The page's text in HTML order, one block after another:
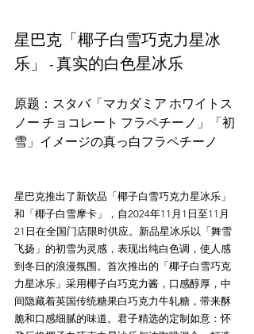
星巴克「椰子白雪巧克力星冰
乐」 - 真实的白色星冰乐
原题：スタバ「マカダミア ホワイトス
ノー チョコレート フラペチーノ」「初
星巴克推出了新饮品「椰子白雪巧克力星冰乐」
和「椰子白雪摩卡」，自2024年11月1日至11月
21日在全国门店限时供应。新品星冰乐以「舞雪
飞扬」的初雪为灵感，表现出纯白色调，使人感
到冬日的浪漫氛围。首次推出的「椰子白雪巧克
力星冰乐」采用椰子白巧克力酱，口感醇厚，中
间隐藏着英国传统糖果白巧克力牛轧糖，带来酥
脆和口感细腻的味道。君子精选的定制如意：怀